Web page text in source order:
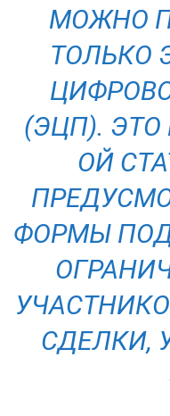
МОЖНО
ТОЛЬКО
(ЭЦП). ЭТО
ОЙ
ФОРМЫ
СДЕЛКИ,